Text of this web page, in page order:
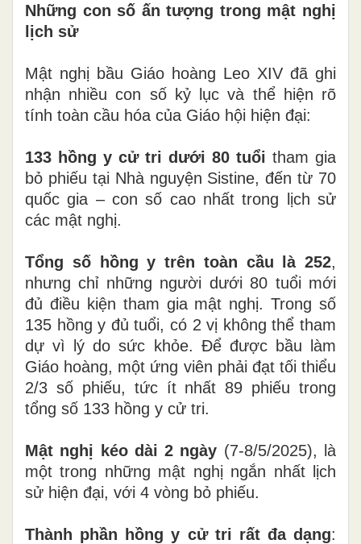
Những con số ấn tượng trong mật nghị
lịch sử
Mật nghị bầu Giáo hoàng Leo XIV đã ghi
nhận nhiều con số kỷ lục và thể hiện rõ
tính toàn cầu hóa của Giáo hội hiện đại:
133 hồng y cử tri dưới 80 tuổi tham gia
bỏ phiếu tại Nhà nguyện Sistine, đến từ 70
quốc gia – con số cao nhất trong lịch sử
các mật nghị.
Tổng số hồng y trên toàn cầu là 252,
nhưng chỉ những người dưới 80 tuổi mới
đủ điều kiện tham gia mật nghị. Trong số
135 hồng y đủ tuổi, có 2 vị không thể tham
dự vì lý do sức khỏe. Để được bầu làm
Giáo hoàng, một ứng viên phải đạt tối thiểu
2/3 số phiếu, tức ít nhất 89 phiếu trong
tổng số 133 hồng y cử tri.
Mật nghị kéo dài 2 ngày (7-8/5/2025), là
một trong những mật nghị ngắn nhất lịch
sử hiện đại, với 4 vòng bỏ phiếu.
Thành phần hồng y cử tri rất đa dạng: